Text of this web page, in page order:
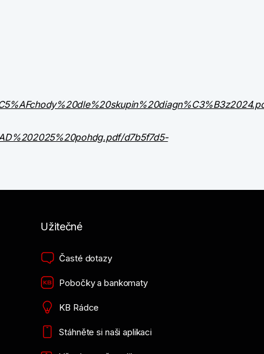
d7b5f7d5-
Užitečné
Časté dotazy
Pobočky a bankomaty
KB Rádce
Stáhněte si naši aplikaci